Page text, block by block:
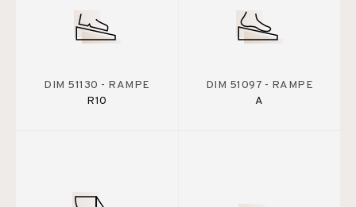
DIM 51130 - RAMPE
R10
DIM 51097 - RAMPE
A